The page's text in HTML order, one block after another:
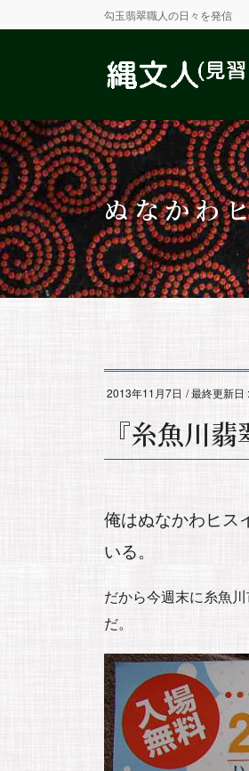
勾玉翡翠職人の日々を発信
ぬなかわ
2013年11月7日 / 最終更新日 :
『糸魚川
俺はぬなかわヒス
いる。
だから今週末に糸魚
だ。